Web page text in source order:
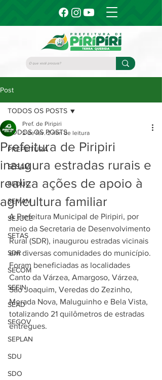
Post
TODOS OS POSTS
PREFEITURA
SESAM
SEDUC
SEMAM
SEJUCE
SETAS
SDR
SECOM
SEFIN
SEAD
SEGOV
SEPLAN
SDU
SDO
TODOS OS POSTS
Prefeitura de Piripiri
inaugura estradas rurais e
realiza ações de apoio à
agricultura familiar
Pref. de Piripiri
2 de fev. 2 min de leitura
A Prefeitura Municipal de Piripiri, por
meio da Secretaria de Desenvolvimento
Rural (SDR), inaugurou estradas vicinais
em diversas comunidades do município.
Foram beneficiadas as localidades
Canto da Várzea, Amargoso, Várzea,
São Joaquim, Veredas do Zezinho,
Morada Nova, Maluguinho e Bela Vista,
totalizando 21 quilômetros de estradas
entregues.